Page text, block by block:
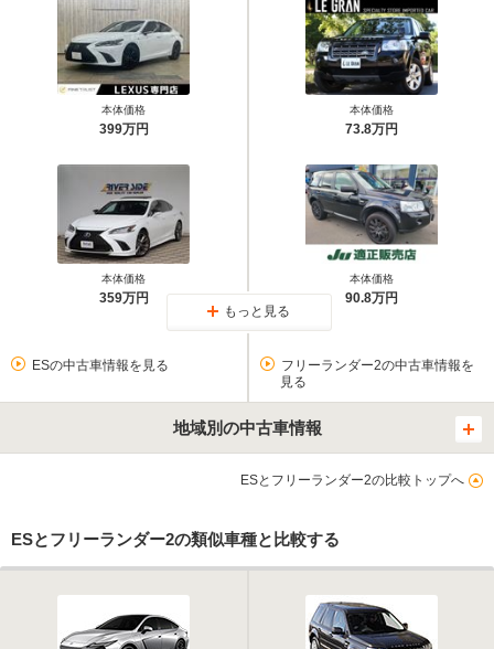
本体価格
399万円
本体価格
359万円
本体価格
73.8万円
本体価格
90.8万円
もっと見る
ESの中古車情報を見る
フリーランダー2の中古車情報を
見る
地域別の中古車情報
ESとフリーランダー2の比較トップへ
ESとフリーランダー2の類似車種と比較する